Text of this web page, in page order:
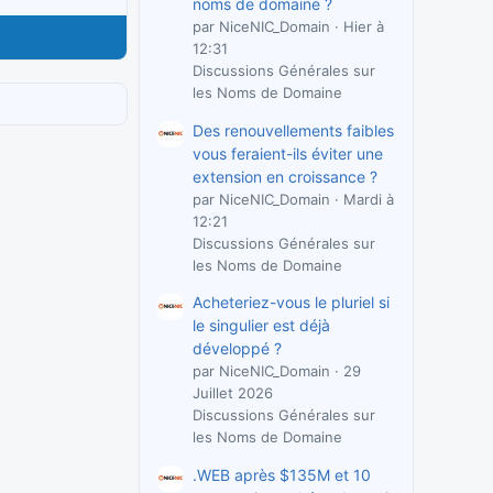
noms de domaine ?
par NiceNIC_Domain
Hier à
12:31
Discussions Générales sur
les Noms de Domaine
Des renouvellements faibles
vous feraient-ils éviter une
extension en croissance ?
par NiceNIC_Domain
Mardi à
12:21
Discussions Générales sur
les Noms de Domaine
Acheteriez-vous le pluriel si
le singulier est déjà
développé ?
par NiceNIC_Domain
29
Juillet 2026
Discussions Générales sur
les Noms de Domaine
.WEB après $135M et 10